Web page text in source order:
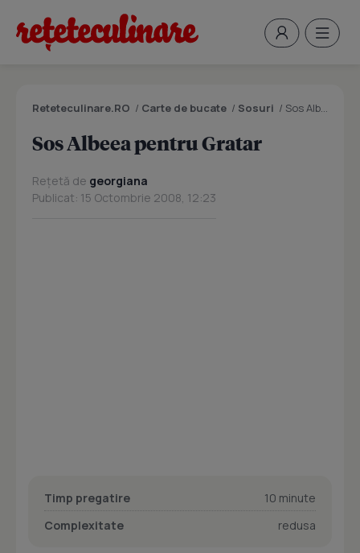
Reteteculinare.RO / Carte de bucate / Sosuri / Sos Albeea pentru Gratar
Sos Albeea pentru Gratar
Rețetă de georgiana
Publicat: 15 Octombrie 2008, 12:23
Timp pregatire
10 minute
Complexitate
redusa